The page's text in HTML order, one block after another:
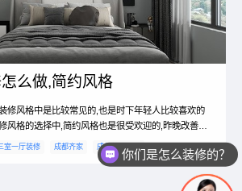
么做,简约风格
修风格中是比较常见的,也是时下年轻人比较喜欢的
风格的选择中,简约风格也是很受欢迎的,昨晚改善型
是十分流行的家居装修风格,这样说并不夸张,多数年
择简约风格的倾向。简约风格不是一个模糊的概念,
每个家庭简约可以有多种展示形式的。接下来为大家
室一厅装修 成都齐家 成都装修公司
你们是怎么装修的？